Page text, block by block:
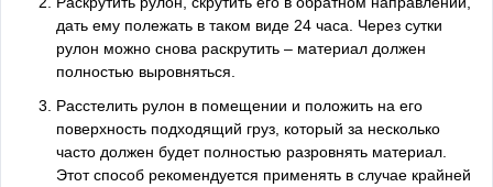
дать ему полежать в таком виде 24 часа. Через сутки
рулон можно снова раскрутить – материал должен
полностью выровняться.
Расстелить рулон в помещении и положить на его
поверхность подходящий груз, который за несколько
часто должен будет полностью разровнять материал.
Этот способ рекомендуется применять в случае крайней